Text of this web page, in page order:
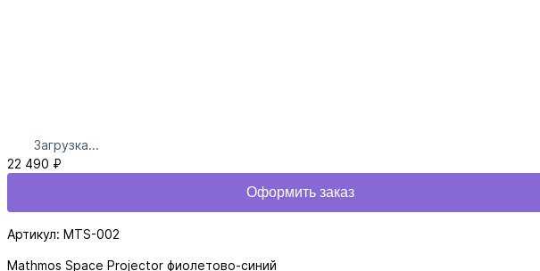
Загрузка...
22 490 ₽
Оформить заказ
Артикул: MTS-002
Mathmos Space Projector фиолетово-синий